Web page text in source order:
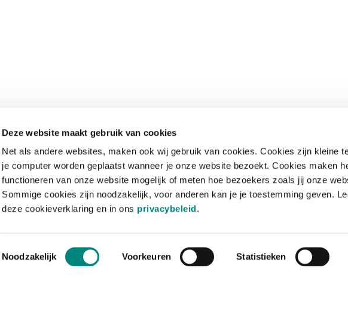
Deze website maakt gebruik van cookies
Net als andere websites, maken ook wij gebruik van cookies. Cookies zijn kleine
je computer worden geplaatst wanneer je onze website bezoekt. Cookies maken
functioneren van onze website mogelijk of meten hoe bezoekers zoals jij onze
Sommige cookies zijn noodzakelijk, voor anderen kan je je toestemming geven.
deze cookieverklaring en in ons privacybeleid.
Toestemmingsselectie
Noodzakelijk Voorkeuren Statistieken